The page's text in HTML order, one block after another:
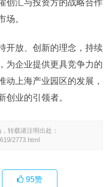
创汇与投资方的战略合作
场。
开放、创新的理念，持续
为企业提供更具竞争力的
动上海产业园区的发展，
创业的引领者。
转载请注明出处：
2773.html
95赞